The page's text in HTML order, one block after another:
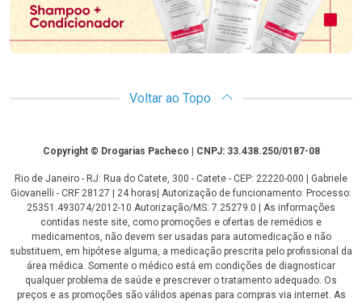
Voltar ao Topo
CopyrightCopyright © Drogarias Pacheco | CNPJ: 33.438.250/0187-08
Rio de Janeiro - RJ: Rua do Catete, 300 - Catete - CEP: 22220-000 | Gabriele
Giovanelli - CRF 28127 | 24 horas| Autorização de funcionamento: Processo:
25351.493074/2012-10 Autorização/MS: 7.25279.0 | As informações
contidas neste site, como promoções e ofertas de remédios e
medicamentos, não devem ser usadas para automedicação e não
substituem, em hipótese alguma, a medicação prescrita pelo profissional da
área médica. Somente o médico está em condições de diagnosticar
qualquer problema de saúde e prescrever o tratamento adequado. Os
preços e as promoções são válidos apenas para compras via internet. As